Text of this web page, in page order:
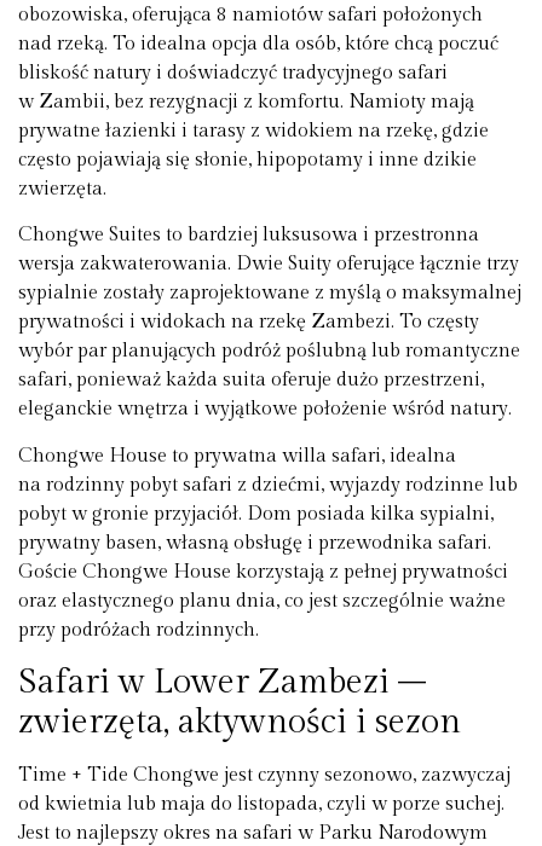
obozowiska, oferująca 8 namiotów safari położonych
nad rzeką. To idealna opcja dla osób, które chcą poczuć
bliskość natury i doświadczyć tradycyjnego safari
w Zambii, bez rezygnacji z komfortu. Namioty mają
prywatne łazienki i tarasy z widokiem na rzekę, gdzie
często pojawiają się słonie, hipopotamy i inne dzikie
zwierzęta.
Chongwe Suites to bardziej luksusowa i przestronna
wersja zakwaterowania. Dwie Suity oferujące łącznie trzy
sypialnie zostały zaprojektowane z myślą o maksymalnej
prywatności i widokach na rzekę Zambezi. To częsty
wybór par planujących podróż poślubną lub romantyczne
safari, ponieważ każda suita oferuje dużo przestrzeni,
eleganckie wnętrza i wyjątkowe położenie wśród natury.
Chongwe House to prywatna willa safari, idealna
na rodzinny pobyt safari z dziećmi, wyjazdy rodzinne lub
pobyt w gronie przyjaciół. Dom posiada kilka sypialni,
prywatny basen, własną obsługę i przewodnika safari.
Goście Chongwe House korzystają z pełnej prywatności
oraz elastycznego planu dnia, co jest szczególnie ważne
przy podróżach rodzinnych.
Safari w Lower Zambezi –
zwierzęta, aktywności i sezon
Time + Tide Chongwe jest czynny sezonowo, zazwyczaj
od kwietnia lub maja do listopada, czyli w porze suchej.
Jest to najlepszy okres na safari w Parku Narodowym